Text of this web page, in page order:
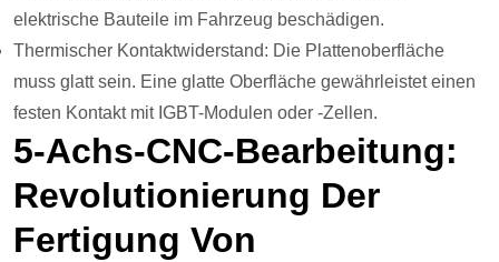
elektrische Bauteile im Fahrzeug beschädigen.
Thermischer Kontaktwiderstand: Die Plattenoberfläche
muss glatt sein. Eine glatte Oberfläche gewährleistet einen
festen Kontakt mit IGBT-Modulen oder -Zellen.
5-Achs-CNC-Bearbeitung:
Revolutionierung Der
Fertigung Von